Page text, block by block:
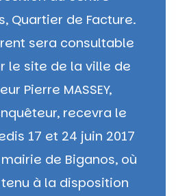
Quartier de Facture.
sera consultable
le site de la ville de
Pierre MASSEY,
recevra le
17 et 24 juin 2017
de Biganos, où
à la disposition